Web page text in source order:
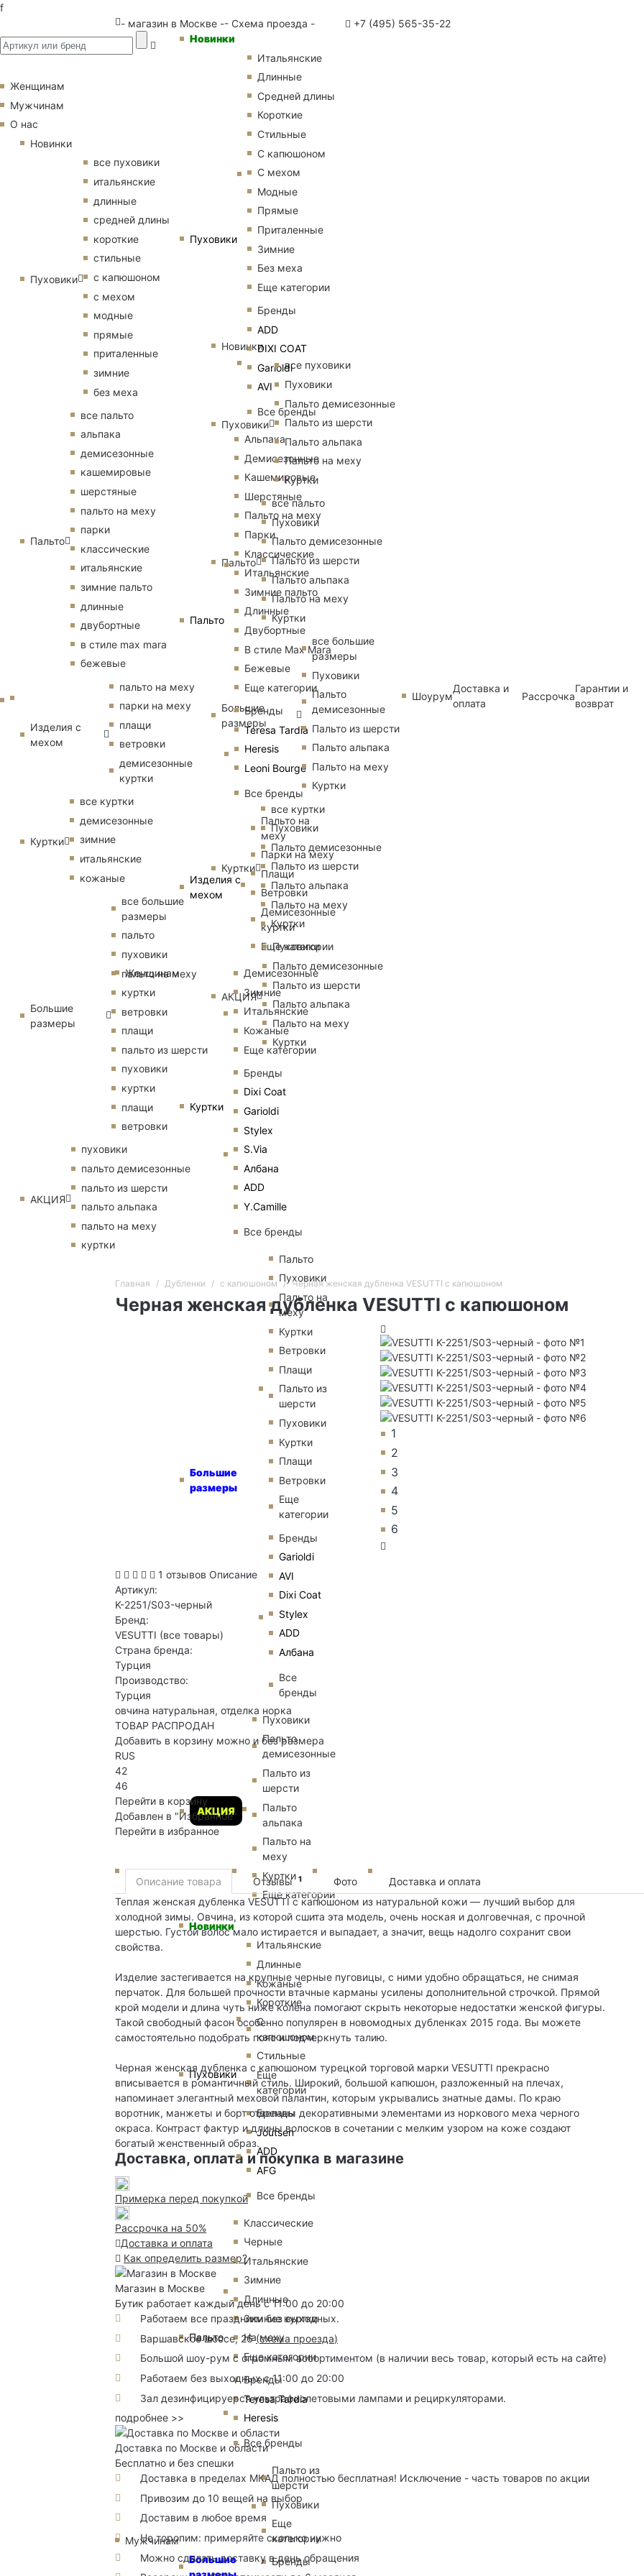
f
- магазин в Москве -- Схема проезда - +7 (495) 565-35-22
Женщинам
Новинки
Пуховики
Итальянские
Длинные
Средней длины
Короткие
Стильные
С капюшоном
С мехом
Модные
Прямые
Приталенные
Зимние
Без меха
Еще категории
Бренды
ADD
DIXI COAT
Garioldi
AVI
Все бренды
Пальто
Альпака
Демисезонные
Кашемировые
Шерстяные
Пальто на меху
Парки
Классические
Итальянские
Зимние пальто
Длинные
Двубортные
В стиле Max Mara
Бежевые
Еще категории
Бренды
Teresa Tardia
Heresis
Leoni Bourge
Все бренды
Изделия с
мехом
Пальто на
меху
Парки на меху
Плащи
Ветровки
Демисезонные
куртки
Еще категории
Куртки
Демисезонные
Зимние
Итальянские
Кожаные
Еще категории
Бренды
Dixi Coat
Garioldi
Stylex
S.Via
Албана
ADD
Y.Camille
Все бренды
Большие
размеры
Пальто
Пуховики
Пальто на
меху
Куртки
Ветровки
Плащи
Пальто из
шерсти
Пуховики
Куртки
Плащи
Ветровки
Еще
категории
Бренды
Garioldi
AVI
Dixi Coat
Stylex
ADD
Албана
Все
бренды
АКЦИЯ
Пуховики
Пальто
демисезонные
Пальто из
шерсти
Пальто
альпака
Пальто на
меху
Куртки
Еще категории
Мужчинам
Новинки
Пуховики
Итальянские
Длинные
Кожаные
Короткие
С
капюшоном
Стильные
Еще
категории
Бренды
Joutsen
ADD
AFG
Все бренды
Пальто
Классические
Черные
Итальянские
Зимние
Длинные
Зимние куртки
На меху
Еще категории
Бренды
Teresa Tardia
Heresis
Все бренды
Большие
Пальто из
шерсти
Пуховики
Еще
категории
Бренды
Женщинам
Мужчинам
О нас
Новинки
Пуховики
все пуховики
итальянские
длинные
средней длины
короткие
стильные
с капюшоном
с мехом
модные
прямые
приталенные
зимние
без меха
Пальто
все пальто
альпака
демисезонные
кашемировые
шерстяные
пальто на меху
парки
классические
итальянские
зимние пальто
длинные
двубортные
в стиле max mara
бежевые
Изделия с
мехом
пальто на меху
парки на меху
плащи
ветровки
демисезонные
куртки
Куртки
все куртки
демисезонные
зимние
итальянские
кожаные
Большие
размеры
все большие
размеры
пальто
пуховики
пальто на меху
куртки
ветровки
плащи
пальто из шерсти
пуховики
куртки
плащи
ветровки
АКЦИЯ
пуховики
пальто демисезонные
пальто из шерсти
пальто альпака
пальто на меху
куртки
Новинки
Пуховики
все пуховики
Пуховики
Пальто демисезонные
Пальто из шерсти
Пальто альпака
Пальто на меху
Куртки
Пальто
все пальто
Пуховики
Пальто демисезонные
Пальто из шерсти
Пальто альпака
Пальто на меху
Куртки
Большие
размеры
все большие
размеры
Пуховики
Пальто
демисезонные
Пальто из шерсти
Пальто альпака
Пальто на меху
Куртки
Куртки
все куртки
Пуховики
Пальто демисезонные
Пальто из шерсти
Пальто альпака
Пальто на меху
Куртки
АКЦИЯ
Пуховики
Пальто демисезонные
Пальто из шерсти
Пальто альпака
Пальто на меху
Куртки
Шоурум
Доставка и
оплата
Рассрочка
Гарантии и
возврат
Главная Дубленки с капюшоном Черная женская дубленка VESUTTI с капюшоном
Черная женская дубленка VESUTTI с капюшоном
1
2
3
4
5
6
1 отзывов Описание
Артикул:
K-2251/S03-черный
Бренд:
VESUTTI (все товары)
Страна бренда:
Турция
Производство:
Турция
овчина натуральная, отделка норка
ТОВАР РАСПРОДАН
Добавить в корзину можно и без размера
RUS
42
46
Перейти в корзину
Добавлен в "Избранное"
Перейти в избранное
Описание товара Отзывы 1 Фото
Доставка и оплата
Теплая женская дубленка VESUTTI с капюшоном из натуральной кожи — лучший выбор для
холодной зимы. Овчина, из которой сшита эта модель, очень ноская и долговечная, с прочной
шерстью. Густой волос мало истирается и выпадает, а значит, вещь надолго сохранит свои
свойства.
Изделие застегивается на крупные черные пуговицы, с ними удобно обращаться, не снимая
перчаток. Для большей прочности втачные карманы усилены дополнительной строчкой. Прямой
крой модели и длина чуть ниже колена помогают скрыть некоторые недостатки женской фигуры.
Такой свободный фасон особенно популярен в новомодных дубленках 2015 года. Вы можете
самостоятельно подобрать пояс и подчеркнуть талию.
Черная женская дубленка с капюшоном турецкой торговой марки VESUTTI прекрасно
вписывается в романтичный стиль. Широкий, большой капюшон, разложенный на плечах,
напоминает элегантный меховой палантин, которым укрывались знатные дамы. По краю
воротник, манжеты и борт отделаны декоративными элементами из норкового меха черного
окраса. Контраст фактур и длины волосков в сочетании с мелким узором на коже создают
богатый женственный образ.
Доставка, оплата и покупка в магазине
Примерка перед покупкой
Рассрочка на 50%
Доставка и оплата
Как определить размер?
Магазин в Москве
Бутик работает каждый день с 11:00 до 20:00
Работаем все праздники без выходных.
Варшавское шоссе, 26(схема проезда)
Большой шоу-рум с огромным ассортиментом (в наличии весь товар, который есть на сайте)
Работаем без выходных с 11:00 до 20:00
Зал дезинфицируерся ультрафиолетовыми лампами и рециркуляторами.
подробнее >>
Доставка по Москве и области
Бесплатно и без спешки
Доставка в пределах МКАД полностью бесплатная! Исключение - часть товаров по акции
Привозим до 10 вещей на выбор
Доставим в любое время
Не торопим: примеряйте сколько нужно
Можно сделать доставку в день обращения